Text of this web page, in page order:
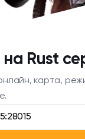
Rust
карта,